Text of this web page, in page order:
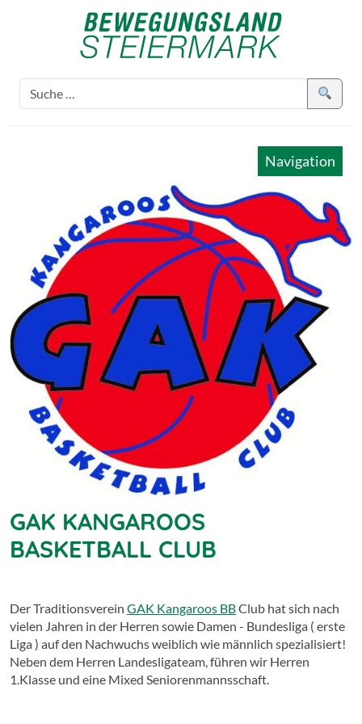
Navigation
GAK KANGAROOS
BASKETBALL CLUB
Der Traditionsverein GAK Kangaroos BBClub hat sich nach
vielen Jahren in der Herren sowie Damen - Bundesliga ( erste
Liga ) auf den Nachwuchs weiblich wie männlich spezialisiert!
Neben dem Herren Landesligateam, führen wir Herren
1.Klasse und eine Mixed Seniorenmannsschaft.